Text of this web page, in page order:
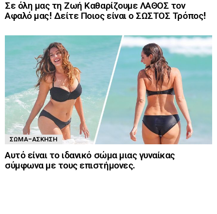
Σε όλη μας τη Ζωή Καθαρίζουμε ΛΑΘΟΣ τον
Αφαλό μας! Δείτε Ποιος είναι ο ΣΩΣΤΟΣ Τρόπος!
ΣΏΜΑ-ΆΣΚΗΣΗ
Αυτό είναι το ιδανικό σώμα μιας γυναίκας
σύμφωνα με τους επιστήμονες.